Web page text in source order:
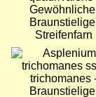
Streifenfarn
Bild